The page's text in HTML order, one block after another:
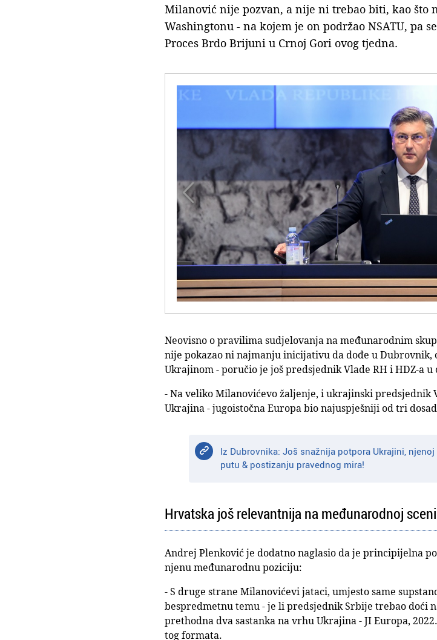
Milanović nije pozvan, a nije ni trebao biti, kao što
Washingtonu - na kojem je on podržao NSATU, pa
Proces Brdo Brijuni u Crnoj Gori ovog tjedna.

Neovisno o pravilima sudjelovanja na međunarodnim
nije pokazao ni najmanju inicijativu da dođe u Dubrovnik,
Ukrajinom - poručio je još predsjednik Vlade RH i HDZ-a
- Na veliko Milanovićevo žaljenje, i ukrajinski predsjednik
Ukrajina - jugoistočna Europa bio najuspješniji od tri
Iz Dubrovnika: Još snažnija potpora Ukrajini,
putu & postizanju pravednog mira!
Hrvatska još relevantnija na međunarodnoj sceni
Andrej Plenković je dodatno naglasio da je principijelna
njenu međunarodnu poziciju:
- S druge strane Milanovićevi jataci, umjesto same
bespredmetnu temu - je li predsjednik Srbije trebao doći
prethodna dva sastanka na vrhu Ukrajina - JI Europa,
tog formata.